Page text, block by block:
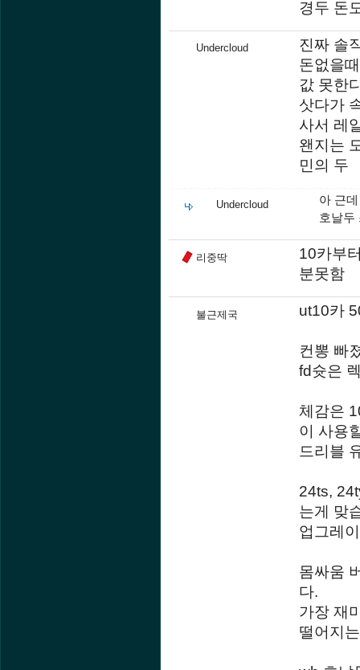
경두 돈
Undercloud
진짜 솔
돈없을
값 못한
삿다가
사서 레
왠지는
민의 두
Undercloud
아 근
호날두
리중딱
10카부
분못함
불근제국 ut10카
컨뽕 빠
fd슛은
체감은
이 사용
드리블
24ts,
는게 맞
업그레
몸싸움
다.
가장 재
떨어지